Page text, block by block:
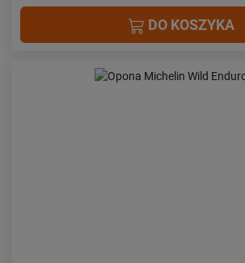
DO KOSZYKA